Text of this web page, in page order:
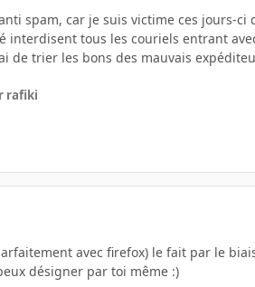
spam, car je suis victime ces jours-
interdisent tous les couriels entrant
de trier les bons des mauvais
rafiki
avec firefox) le fait par le
désigner par toi même :)